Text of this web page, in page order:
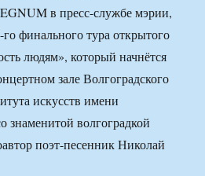
в пресс-службе мэрии,
финального тура открытого
людям», который начнётся
зале Волгоградского
искусств имени
знаменитой волгоградкой
поэт-песенник Николай